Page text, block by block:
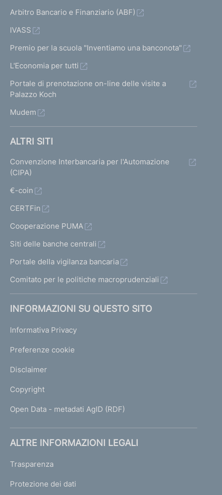
Arbitro Bancario e Finanziario (ABF)
IVASS
Premio per la scuola "Inventiamo una banconota"
L'Economia per tutti
Portale di prenotazione on-line delle visite a
Palazzo Koch
Mudem
ALTRI SITI
Convenzione Interbancaria per l'Automazione
(CIPA)
€-coin
CERTFin
Cooperazione PUMA
Siti delle banche centrali
Portale della vigilanza bancaria
Comitato per le politiche macroprudenziali
INFORMAZIONI SU QUESTO SITO
Informativa Privacy
Preferenze cookie
Disclaimer
Copyright
Open Data - metadati AgID (RDF)
ALTRE INFORMAZIONI LEGALI
Trasparenza
Protezione dei dati